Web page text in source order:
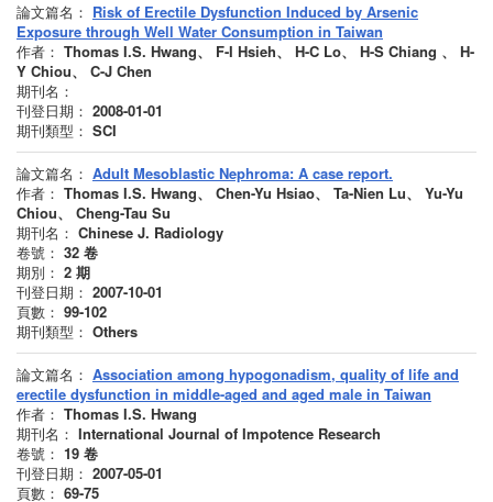
論文篇名： Risk of Erectile Dysfunction Induced by Arsenic
Exposure through Well Water Consumption in Taiwan
作者： Thomas I.S. Hwang、 F-I Hsieh、 H-C Lo、 H-S Chiang 、 H-
Y Chiou、 C-J Chen
期刊名：
刊登日期： 2008-01-01
期刊類型： SCI
論文篇名： Adult Mesoblastic Nephroma: A case report.
作者： Thomas I.S. Hwang、 Chen-Yu Hsiao、 Ta-Nien Lu、 Yu-Yu
Chiou、 Cheng-Tau Su
期刊名： Chinese J. Radiology
卷號： 32 卷
期別： 2 期
刊登日期： 2007-10-01
頁數： 99-102
期刊類型： Others
論文篇名： Association among hypogonadism, quality of life and
erectile dysfunction in middle-aged and aged male in Taiwan
作者： Thomas I.S. Hwang
期刊名： International Journal of Impotence Research
卷號： 19 卷
刊登日期： 2007-05-01
頁數： 69-75